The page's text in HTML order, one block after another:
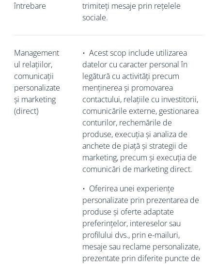
întrebare
trimiteți mesaje prin rețelele
sociale.
Management
ul relațiilor,
comunicații
personalizate
și marketing
(direct)
• Acest scop include utilizarea
datelor cu caracter personal în
legătură cu activități precum
menținerea și promovarea
contactului, relațiile cu investitorii,
comunicările externe, gestionarea
conturilor, rechemările de
produse, execuția și analiza de
anchete de piață și strategii de
marketing, precum și execuția de
comunicări de marketing direct.
• Oferirea unei experiențe
personalizate prin prezentarea de
produse și oferte adaptate
preferințelor, intereselor sau
profilului dvs., prin e-mailuri,
mesaje sau reclame personalizate,
prezentate prin diferite puncte de